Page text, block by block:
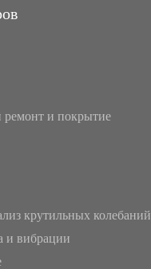
и покрытие
крутильных колебаний
и вибрации